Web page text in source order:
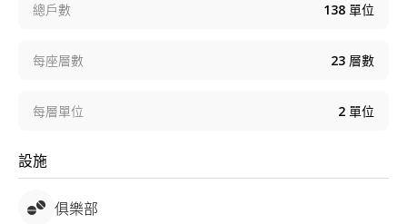
總戶數 138 單位
每座層數 23 層數
每層單位 2 單位
設施
俱樂部